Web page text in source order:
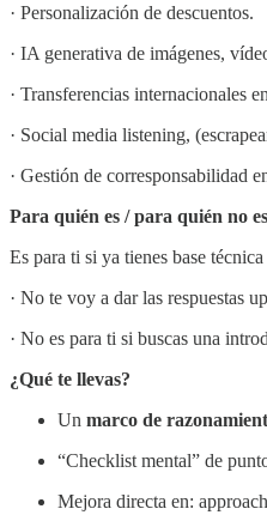
· Personalización de descuentos.
· IA generativa de imágenes,
· Transferencias internacionales
· Social media listening,
· Gestión de corresponsabilidad
Para quién es / para quién no es
Es para ti si ya tienes base
· No te voy a dar las respuestas
· No es para ti si buscas una
¿Qué te llevas?
Un marco de
“Checklist mental” de
Mejora directa en: